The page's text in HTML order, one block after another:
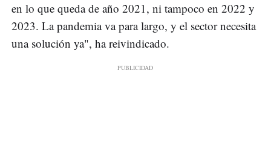
en lo que queda de año 2021, ni tampoco en 2022 y
2023. La pandemia va para largo, y el sector necesita
una solución ya", ha reivindicado.